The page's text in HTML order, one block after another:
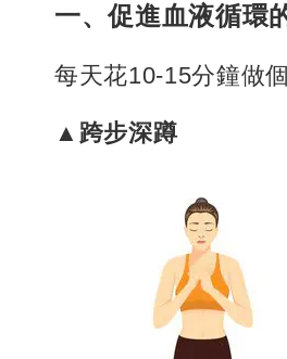
一、促進血液循環
每天花10-15分鐘做
▲跨步深蹲